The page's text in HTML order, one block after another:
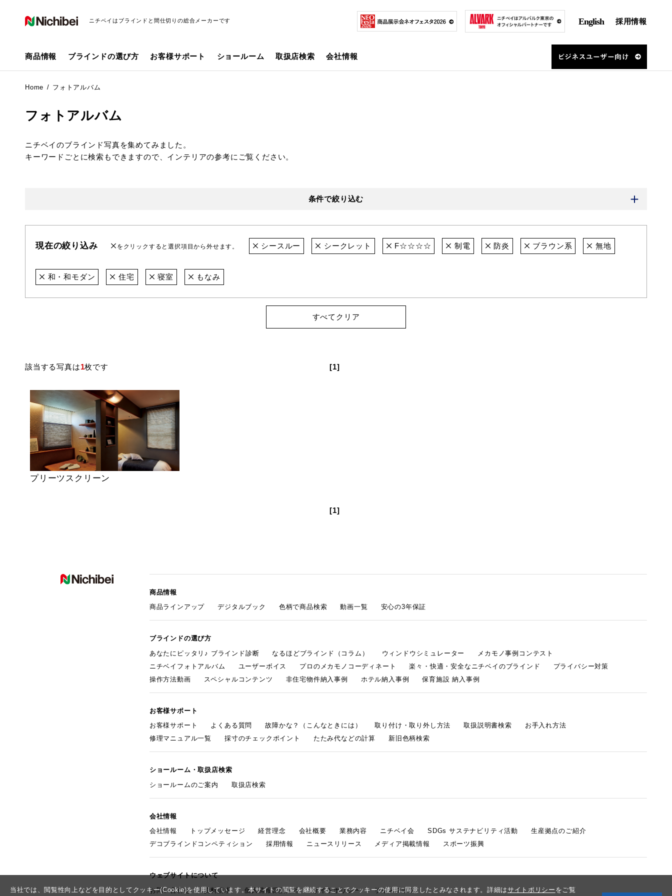
当社では、閲覧性向上などを目的としてクッキー(Cookie)を使用しています。本サイトの閲覧を継続することでクッキーの使用に同意したとみなされます。詳細はサイトポリシー をご覧
ニチベイはブラインドと間仕切りの総合メーカーです English 採用情報
商品情報 ブラインドの選び方 お客様サポート ショールーム 取扱店検索 会社情報
Home フォトアルバム
フォトアルバム
ニチベイのブラインド写真を集めてみました。
キーワードごとに検索もできますので、インテリアの参考にご覧ください。
条件で絞り込む
現在の絞り込み をクリックすると選択項目から外せます。 シースルー シークレット F☆☆☆☆ 制電 防炎 ブラウン系 無地
和・和モダン 住宅 寝室 もなみ
すべてクリア
該当する写真は1枚です [1]
プリーツスクリーン
[1]
商品情報
商品ラインアップ
デジタルブック 色柄で商品検索 動画一覧 安心の3年保証
ブラインドの選び方
あなたにピッタリ♪ ブラインド診断
なるほどブラインド（コラム） ウィンドウシミュレーター
メカモノ事例コンテスト
ニチベイフォトアルバム
ユーザーボイス プロのメカモノコーディネート 楽々・快適・安全なニチベイのブラインド
プライバシー対策
操作方法動画
スペシャルコンテンツ 非住宅物件納入事例 ホテル納入事例 保育施設 納入事例
お客様サポート
お客様サポート
よくある質問 故障かな？（こんなときには） 取り付け・取り外し方法 取扱説明書検索
お手入れ方法
修理マニュアル一覧
採寸のチェックポイント たたみ代などの計算 新旧色柄検索
ショールーム・取扱店検索
ショールームのご案内
取扱店検索
会社情報
会社情報
トップメッセージ 経営理念 会社概要 業務内容 ニチベイ会 SDGs サステナビリティ活動
生産拠点のご紹介
デコブラインドコンペティション
採用情報 ニュースリリース メディア掲載情報 スポーツ振興
ウェブサイトについて
お問い合わせ
資料請求 個人情報保護方針 サイトポリシー サイトマップ